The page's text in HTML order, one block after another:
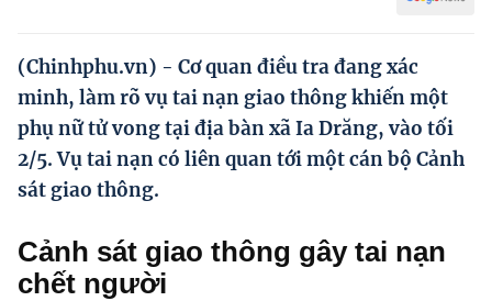
Phát triển kinh tế tư nhân và doanh nghiệp dân tộc
Ocop và chuỗi giá trị Nông sản
Kinh tế tư nhân
Khác
(Chinhphu.vn) - Cơ quan điều tra đang xác
minh, làm rõ vụ tai nạn giao thông khiến một
phụ nữ tử vong tại địa bàn xã Ia Drăng, vào tối
2/5. Vụ tai nạn có liên quan tới một cán bộ Cảnh
sát giao thông.
Cảnh sát giao thông gây tai nạn
chết người